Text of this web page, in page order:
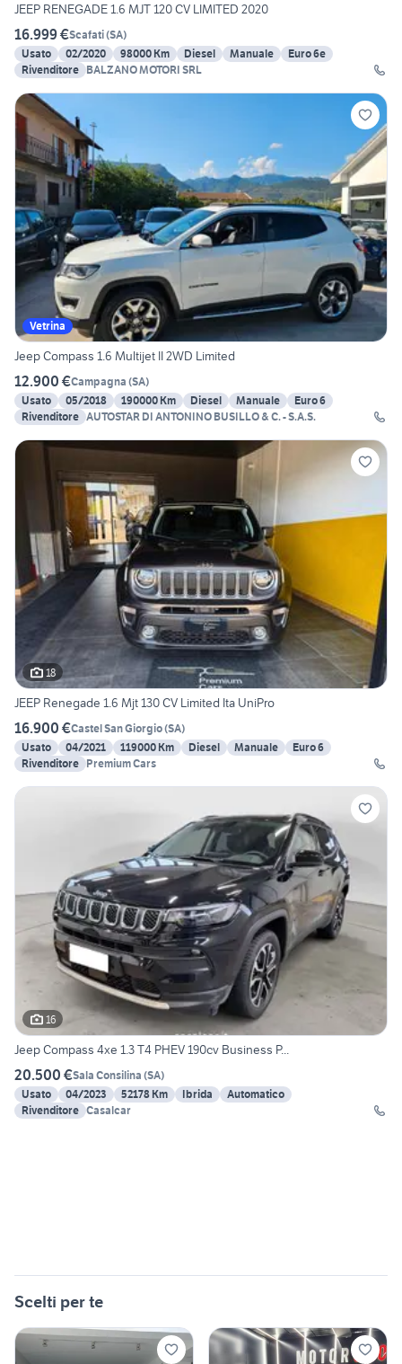
JEEP RENEGADE 1.6 MJT 120 CV LIMITED 2020
16.999 €Scafati(SA)
Usato
02/2020 98000 Km Diesel Manuale
Euro 6e
Rivenditore BALZANO MOTORI SRL
Vetrina
Jeep Compass 1.6 Multijet II 2WD Limited
12.900 €Campagna (SA)
Usato
05/2018 190000 Km Diesel Manuale
Euro 6
Rivenditore AUTOSTAR DI ANTONINO BUSILLO & C. - S.A.S.
18
JEEP Renegade 1.6 Mjt 130 CV Limited Ita UniPro
16.900 €Castel San Giorgio(SA)
Usato
04/2021 119000 Km Diesel Manuale
Euro 6
Rivenditore Premium Cars
16
Jeep Compass 4xe 1.3 T4 PHEV 190cv Business P...
20.500 €Sala Consilina (SA)
Usato
04/2023 52178 Km Ibrida
Automatico
Rivenditore Casalcar
Scelti per te